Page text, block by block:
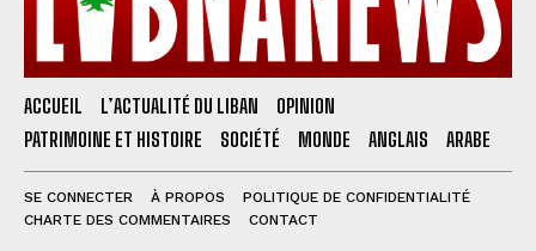
ACCUEIL L’ACTUALITÉ DU LIBAN
OPINION
PATRIMOINE ET HISTOIRE
SOCIÉTÉ MONDE ANGLAIS ARABE
SE CONNECTER À PROPOS
POLITIQUE DE CONFIDENTIALITÉ
CHARTE DES COMMENTAIRES
CONTACT